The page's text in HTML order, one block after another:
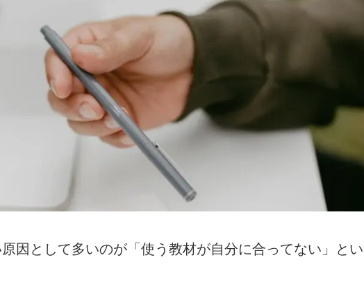
因として多いのが「使う教材が自分に合ってない」とい